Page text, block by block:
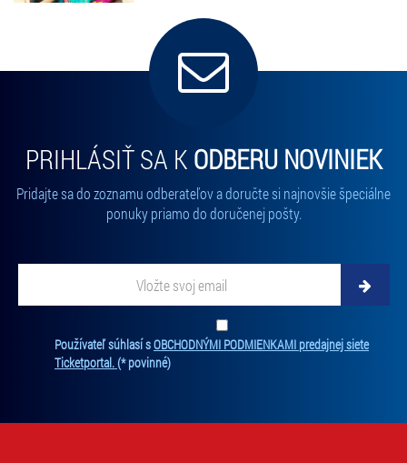
PRIHLÁSIŤ SA K ODBERU NOVINIEK
Pridajte sa do zoznamu odberateľov a doručte si najnovšie špeciálne
ponuky priamo do doručenej pošty.
Zadajte svoju e-mailovú adresu, na ktorú vám budeme zasielať
Používateľ súhlasí sOBCHODNÝMI PODMIENKAMI predajnej siete
Ticketportal.(* povinné)